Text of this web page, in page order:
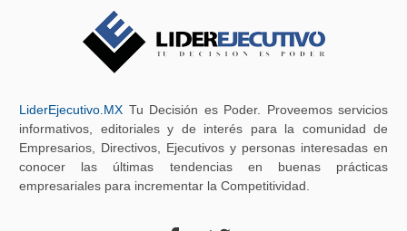
LiderEjecutivo.MX Tu Decisión es Poder. Proveemos servicios
informativos, editoriales y de interés para la comunidad de
Empresarios, Directivos, Ejecutivos y personas interesadas en
conocer las últimas tendencias en buenas prácticas
empresariales para incrementar la Competitividad.